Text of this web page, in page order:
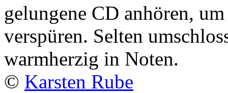
gelungene CD anhören,
verspüren. Selten
warmherzig in Noten.
© Karsten Rube